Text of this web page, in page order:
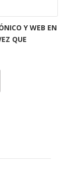
Y WEB EN
QUE